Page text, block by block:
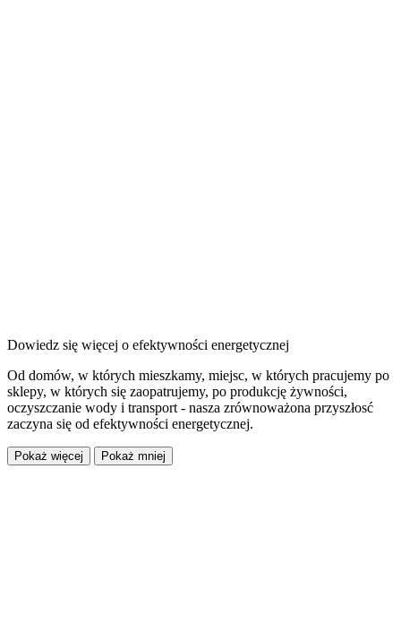
Dowiedz się więcej o efektywności energetycznej
Od domów, w których mieszkamy, miejsc, w których pracujemy po
sklepy, w których się zaopatrujemy, po produkcję żywności,
oczyszczanie wody i transport - nasza zrównoważona przyszłosć
zaczyna się od efektywności energetycznej.
Pokaż więcej Pokaż mniej